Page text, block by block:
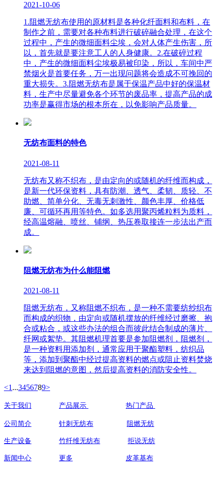
2021-10-06
1.阻燃无纺布使用的原材料是各种化纤面料和布料，在
制作之前，需要对各种布料进行破碎融合处理，在这个
过程中，产生的微细面料尘埃，会对人体产生伤害，所
以，首先就是要注意工人的人身健康。2.在破碎过程
中，产生的微细面料尘埃极易被印染，所以，车间中严
禁烟火是首要任务，万一出现问题将会造成不可挽回的
重大损失。3.阻燃无纺布是属于保温产品中好的保温材
料，生产中尽量避免各个环节的废品率，提高产品的成
功率是赢得市场的根本所在，以免影响产品质量。
无纺布面料的特色
2021-08-11
无纺布又称不织布，是由定向的或随机的纤维而构成，
是新一代环保资料，具有防潮、透气、柔韧、质轻、不
助燃、简单分化、无毒无刺激性、颜色丰厚、价格低
廉、可循环再用等特色。如多选用聚丙烯粒料为质料，
经高温熔融、喷丝、铺纲、热压卷取接连一步法出产而
成。
阻燃无纺布为什么能阻燃
2021-08-11
阻燃无纺布，又称阻燃不织布，是一种不需要纺纱织布
而构成的织物，由定向或随机摆放的纤维经过磨擦、抱
合或粘合，或这些办法的组合而彼此结合制成的薄片、
纤网或絮垫。其阻燃机理首要是参加阻燃剂，阻燃剂，
是一种资料用添加剂，通常应用于聚酯塑料，纺织品
等，添加到聚酯中经过提高资料的燃点或阻止资料焚烧
来达到阻燃的意图，然后提高资料的消防安全性。
<1 ...3456789>
关于我们 产品展示 热门产品
公司简介 针刺无纺布 阻燃无纺
生产设备 竹纤维无纺布 拒说无纺
新闻中心 更多 皮革基布